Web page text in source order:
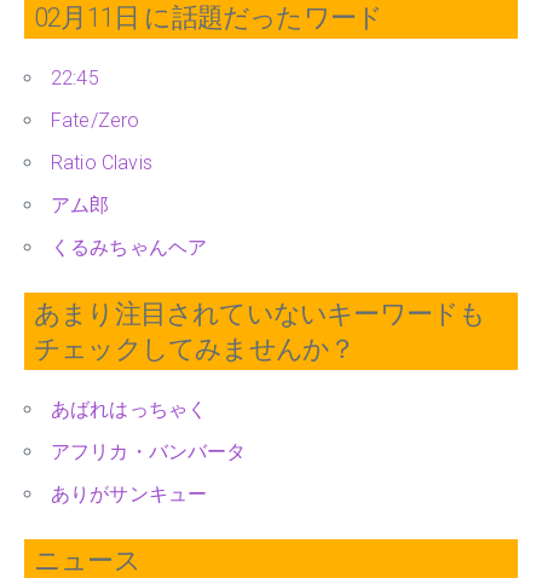
02月11日 に話題だったワード
22:45
Fate/Zero
Ratio Clavis
アム郎
くるみちゃんヘア
あまり注目されていないキーワードも
チェックしてみませんか？
あばれはっちゃく
アフリカ・バンバータ
ありがサンキュー
ニュース